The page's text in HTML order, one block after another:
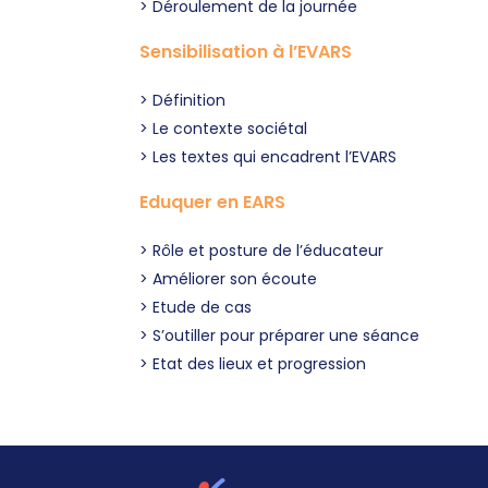
Déroulement de la journée
Sensibilisation à l’EVARS
Définition
Le contexte sociétal
Les textes qui encadrent l’EVARS
Eduquer en EARS
Rôle et posture de l’éducateur
Améliorer son écoute
Etude de cas
S’outiller pour préparer une séance
Etat des lieux et progression